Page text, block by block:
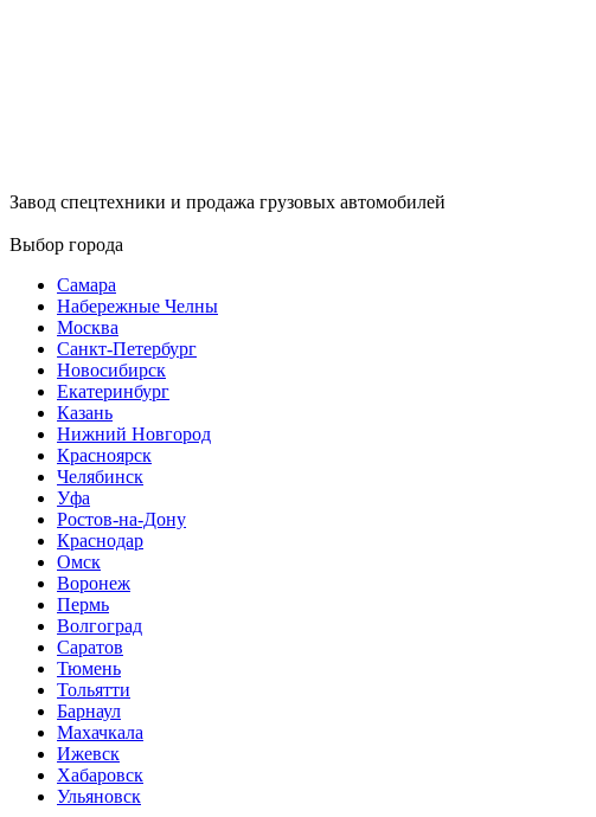
Завод спецтехники и продажа грузовых автомобилей
Выбор города
Самара
Набережные Челны
Москва
Санкт-Петербург
Новосибирск
Екатеринбург
Казань
Нижний Новгород
Красноярск
Челябинск
Уфа
Ростов-на-Дону
Краснодар
Омск
Воронеж
Пермь
Волгоград
Саратов
Тюмень
Тольятти
Барнаул
Махачкала
Ижевск
Хабаровск
Ульяновск